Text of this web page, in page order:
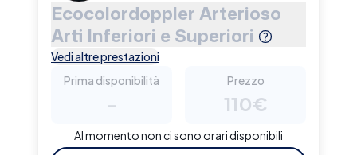
Ecocolordoppler Arterioso
Arti Inferiori e Superiori
Vedi altre prestazioni
Prima disponibilità
-
Prezzo
110€
Al momento non ci sono orari disponibili